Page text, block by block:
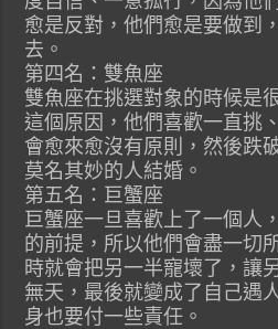
愈是反對，他們愈是要做到
去。
第四名：雙魚座
雙魚座在挑選對象的時候是
這個原因，他們喜歡一直挑
會愈來愈沒有原則，然後跌
莫名其妙的人結婚。
第五名：巨蟹座
巨蟹座一旦喜歡上了一個人
的前提，所以他們會盡一切
時就會把另一半寵壞了，讓
無天，最後就變成了自己遇
身也要付一些責任。